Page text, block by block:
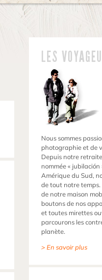
LES
Nous sommes
photographie et de
Depuis notre
nommée « jubilación
Amérique du Sud,
de tout notre
de notre maison
boutons de nos
et toutes mirettes
parcourons les
planète.
> En savoir plus